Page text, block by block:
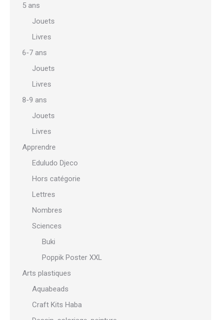
5 ans
Jouets
Livres
6-7 ans
Jouets
Livres
8-9 ans
Jouets
Livres
Apprendre
Eduludo Djeco
Hors catégorie
Lettres
Nombres
Sciences
Buki
Poppik Poster XXL
Arts plastiques
Aquabeads
Craft Kits Haba